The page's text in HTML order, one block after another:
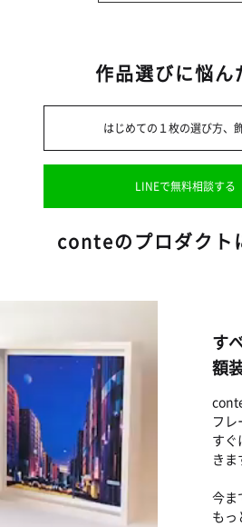
作品選びに悩ん
はじめての１枚の選び方、
LINEで無料相談
conteのプロダクト
す
額
フレ
すぐ
きま
今ま
もっ